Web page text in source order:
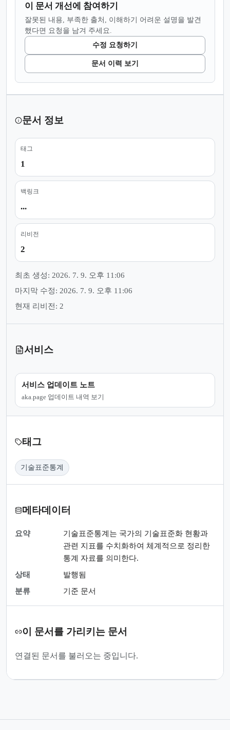
이 문서 개선에 참여하기
잘못된 내용, 부족한 출처, 이해하기 어려운 설명을 발견
했다면 요청을 남겨 주세요.
수정 요청하기
문서 이력 보기
문서 정보
태그
1
백링크
...
리비전
2
최초 생성: 2026. 7. 9. 오후 11:06
마지막 수정: 2026. 7. 9. 오후 11:06
현재 리비전: 2
서비스
서비스 업데이트 노트
aka.page 업데이트 내역 보기
태그
기술표준통계
메타데이터
요약
기술표준통계는 국가의 기술표준화 현황과
관련 지표를 수치화하여 체계적으로 정리한
통계 자료를 의미한다.
상태
발행됨
분류
기준 문서
이 문서를 가리키는 문서
연결된 문서를 불러오는 중입니다.